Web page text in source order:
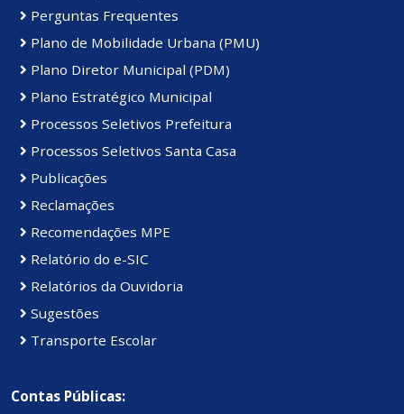
Perguntas Frequentes
Plano de Mobilidade Urbana (PMU)
Plano Diretor Municipal (PDM)
Plano Estratégico Municipal
Processos Seletivos Prefeitura
Processos Seletivos Santa Casa
Publicações
Reclamações
Recomendações MPE
Relatório do e-SIC
Relatórios da Ouvidoria
Sugestões
Transporte Escolar
Contas Públicas: